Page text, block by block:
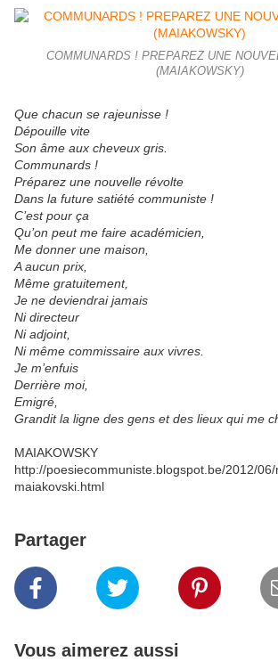
COMMUNARDS ! PREPAREZ UNE
(MAIAKOWSKY)
Que chacun se rajeunisse !
Dépouille vite
Son âme aux cheveux gris.
Communards !
Préparez une nouvelle révolte
Dans la future satiété communiste !
C’est pour ça
Qu’on peut me faire académicien,
Me donner une maison,
A aucun prix,
Même gratuitement,
Je ne deviendrai jamais
Ni directeur
Ni adjoint,
Ni même commissaire aux vivres.
Je m’enfuis
Derrière moi,
Emigré,
Grandit la ligne des gens et des lieux qui me
MAIAKOWSKY
http://poesiecommuniste.blogspot.be/2012/
maiakovski.html
Partager
Vous aimerez aussi